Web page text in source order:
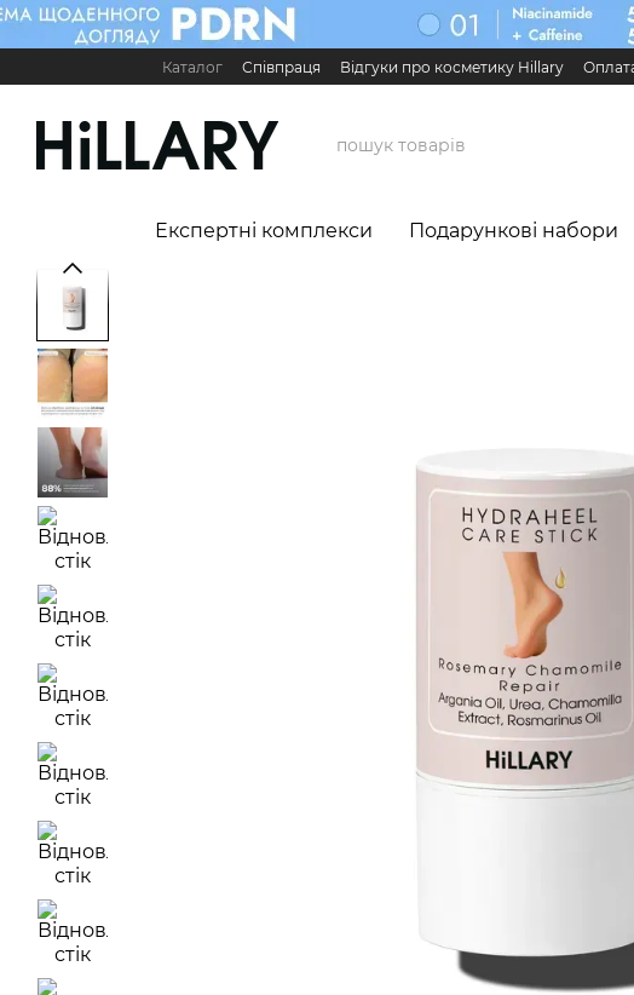
Перейти до основного контенту
Каталог Співпраця Відгуки про косметику Hillary
Карʼєра в Hillary
Контактна інформація Обмін та
Експертні комплекси Подарункові набори